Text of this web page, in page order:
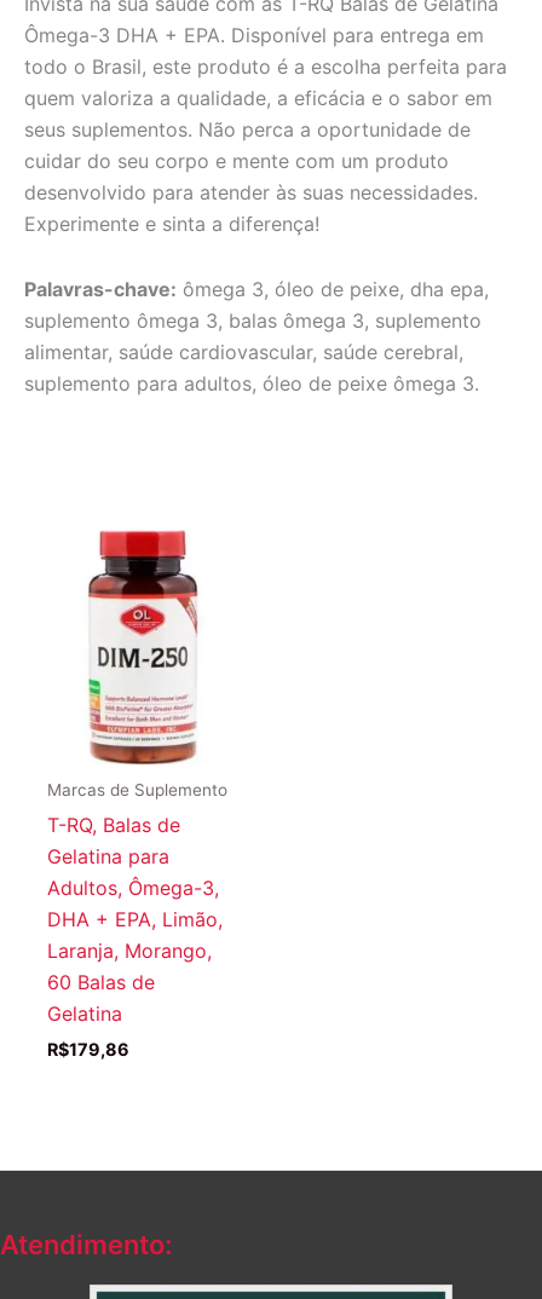
Ômega-3 DHA + EPA. Disponível para entrega em
todo o Brasil, este produto é a escolha perfeita para
quem valoriza a qualidade, a eficácia e o sabor em
seus suplementos. Não perca a oportunidade de
cuidar do seu corpo e mente com um produto
desenvolvido para atender às suas necessidades.
Experimente e sinta a diferença!
Palavras-chave: ômega 3, óleo de peixe, dha epa,
suplemento ômega 3, balas ômega 3, suplemento
alimentar, saúde cardiovascular, saúde cerebral,
suplemento para adultos, óleo de peixe ômega 3.
Marcas de Suplemento
T-RQ, Balas de
Gelatina para
Adultos, Ômega-3,
DHA + EPA, Limão,
Laranja, Morango,
60 Balas de
Gelatina
R$179,86
Atendimento: